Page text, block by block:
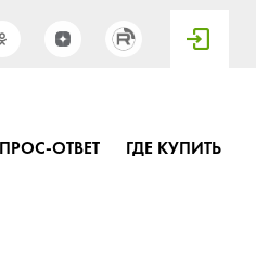
ОТВЕТ ГДЕ КУПИТЬ